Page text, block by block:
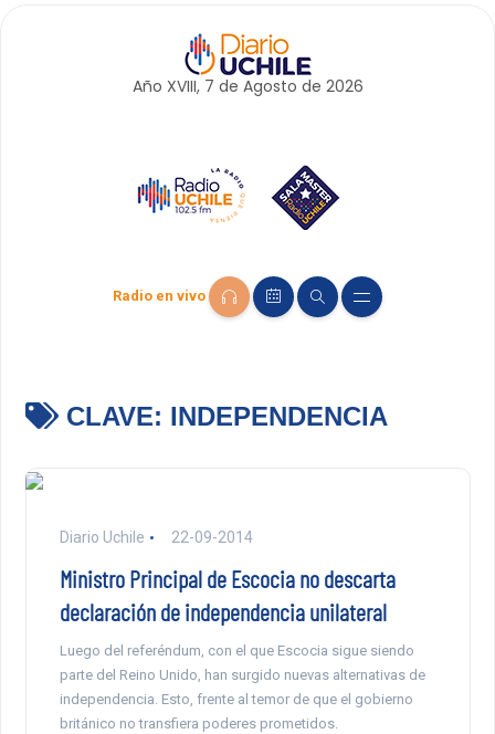
Año XVIII, 7 de Agosto de 2026
Radio en vivo
CLAVE: INDEPENDENCIA
Diario Uchile 22-09-2014
Ministro Principal de Escocia no descarta
declaración de independencia unilateral
Luego del referéndum, con el que Escocia sigue siendo
parte del Reino Unido, han surgido nuevas alternativas de
independencia. Esto, frente al temor de que el gobierno
británico no transfiera poderes prometidos.